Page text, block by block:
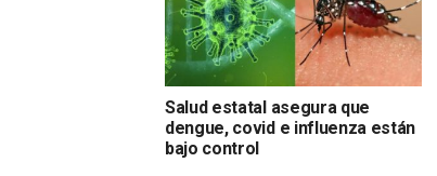
Salud estatal asegura que
dengue, covid e influenza están
bajo control